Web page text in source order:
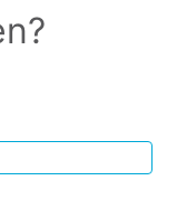
los cursos?
examen o curso?